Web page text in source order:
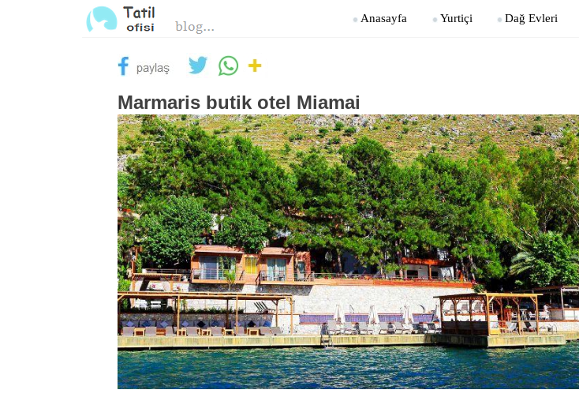
Anasayfa Yurtiçi Dağ Evleri
Marmaris butik otel Miamai